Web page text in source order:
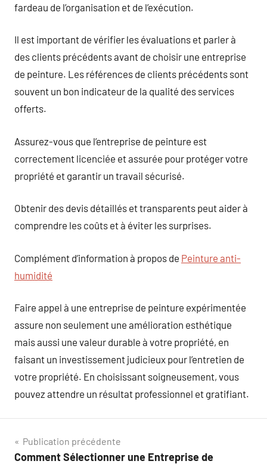
fardeau de l’organisation et de l’exécution.
Il est important de vérifier les évaluations et parler à
des clients précédents avant de choisir une entreprise
de peinture. Les références de clients précédents sont
souvent un bon indicateur de la qualité des services
offerts.
Assurez-vous que l’entreprise de peinture est
correctement licenciée et assurée pour protéger votre
propriété et garantir un travail sécurisé.
Obtenir des devis détaillés et transparents peut aider à
comprendre les coûts et à éviter les surprises.
Complément d’information à propos de Peinture anti-
humidité
Faire appel à une entreprise de peinture expérimentée
assure non seulement une amélioration esthétique
mais aussi une valeur durable à votre propriété, en
faisant un investissement judicieux pour l’entretien de
votre propriété. En choisissant soigneusement, vous
pouvez attendre un résultat professionnel et gratifiant.
Navigation
Publication précédente
Comment Sélectionner une Entreprise de